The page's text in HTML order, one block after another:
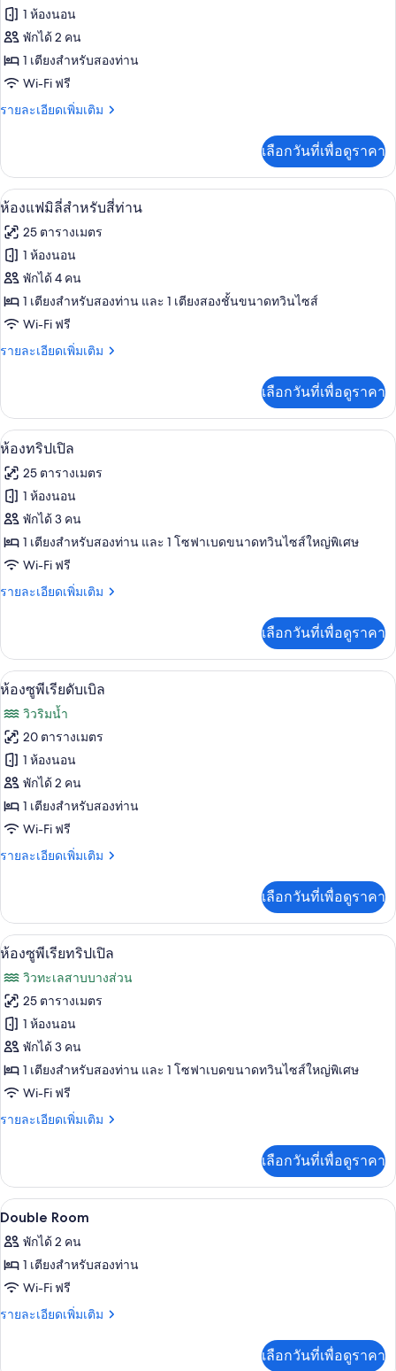
ทั้งหมด
ของ
ห้อง
คลาส
สิ
1 ห้องนอน
พักได้ 2 คน
1 เตียงสำหรับสองท่าน
Wi-Fi ฟรี
รายละเอียดเพิ่มเติม
ราย
เกี่ยว
กับ
ห้อง
สิ
กดับเบิล
เลือกวันที่เพื่อดูราคา
เปิด
ภาพถ่าย
ทั้งหมด
ของ
ห้อง
แฟ
มิ
สำหรับ
สี่
ท่าน
ห้องแฟมิลี่สำหรับสี่ท่าน | มินิบาร์, ตู้นิร
6
ห้องแฟมิลี่สำหรับสี่ท่าน
25 ตารางเมตร
1 ห้องนอน
พักได้ 4 คน
1 เตียงสำหรับสองท่าน และ 1 เตียงสองชั้นขนาดทวินไซส์
Wi-Fi ฟรี
รายละเอียดเพิ่มเติม
ราย
เกี่ยว
กับ
ห้อง
มิ
ลี่
สำหรับ
สี่
ท่าน
เลือกวันที่เพื่อดูราคา
เปิด
ภาพถ่าย
ทั้งหมด
ของ
ห้อง
ทริปเปิล
มินิบาร์, ตู้นิรภัยในห้องพัก, โต๊ะทำงา
11
ห้องทริปเปิล
25 ตารางเมตร
1 ห้องนอน
พักได้ 3 คน
1 เตียงสำหรับสองท่าน และ 1 โซฟาเบดขนาดทวินไซส์ใหญ่พิเศษ
Wi-Fi ฟรี
รายละเอียดเพิ่มเติม
ราย
เกี่ยว
กับ
ห้อง
ทริปเปิล
เลือกวันที่เพื่อดูราคา
เปิด
ภาพถ่าย
ทั้งหมด
ของ
ห้อง
ซู
พี
เรียดั
9
ห้องซูพีเรียดับเบิล
วิวริมน้ำ
20 ตารางเมตร
1 ห้องนอน
พักได้ 2 คน
1 เตียงสำหรับสองท่าน
Wi-Fi ฟรี
รายละเอียดเพิ่มเติม
ราย
เกี่ยว
กับ
ห้อง
พี
เรียดั
บเบิล
เลือกวันที่เพื่อดูราคา
เปิด
ภาพถ่าย
ทั้งหมด
ของ
ห้อง
ซู
พี
เรีย
มินิบาร์, ตู้นิรภัยในห้องพัก, โต๊ะทำงา
6
ห้องซูพีเรียทริปเปิล
วิวทะเลสาบบางส่วน
25 ตารางเมตร
1 ห้องนอน
พักได้ 3 คน
1 เตียงสำหรับสองท่าน และ 1 โซฟาเบดขนาดทวินไซส์ใหญ่พิเศษ
Wi-Fi ฟรี
รายละเอียดเพิ่มเติม
ราย
เกี่ยว
กับ
ห้อง
พี
เรีย
เลือกวันที่เพื่อดูราคา
เปิด
ภาพถ่าย
ทั้งหมด
ของ
Double
มินิบาร์, ตู้นิรภัยในห้องพัก, โต๊ะทำงา
9
Double Room
พักได้ 2 คน
1 เตียงสำหรับสองท่าน
Wi-Fi ฟรี
รายละเอียดเพิ่มเติม
ราย
เลือกวันที่เพื่อดูราคา